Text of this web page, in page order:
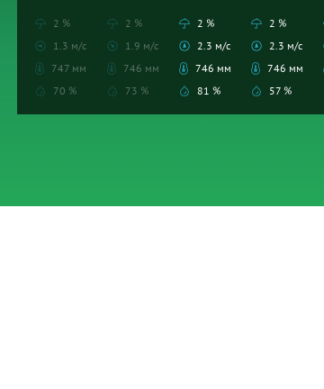
2 %
1.3 м/с
747 мм
70 %
2 %
1.9 м/с
746 мм
73 %
2 %
2.3 м/с
746 мм
81 %
2 %
2.3 м/с
746 мм
57 %